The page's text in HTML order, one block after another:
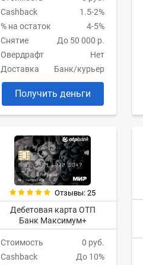
Cashback
1.5-2%
% на остаток
4-5%
Снятие
До 50 000 р.
Овердрафт
Нет
Доставка
Банк/курьер
Получить деньги
Отзывы: 25
Дебетовая карта ОТП
Банк Максимум+
Стоимость
0 руб.
Cashback
До 10%